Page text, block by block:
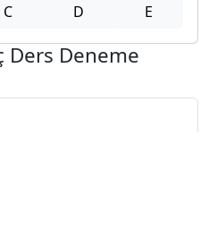
C D E
Ders Deneme